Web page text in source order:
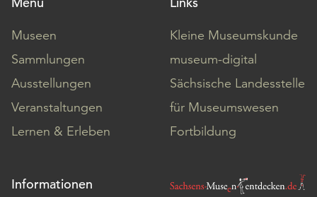
Museen
Sammlungen
Ausstellungen
Veranstaltungen
Lernen & Erleben
Kleine Museumskunde
museum-digital
Sächsische Landesstelle
für Museumswesen
Fortbildung
Informationen